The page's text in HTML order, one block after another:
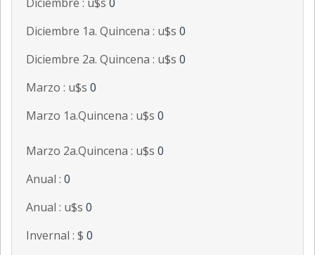
Diciembre 1a. Quincena : u$s 0
Diciembre 2a. Quincena : u$s 0
Marzo : u$s 0
Marzo 1a.Quincena : u$s 0
Marzo 2a.Quincena : u$s 0
Anual : 0
Anual : u$s 0
Invernal : $ 0